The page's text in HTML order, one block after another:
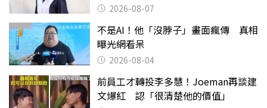
2026-08-07
不是AI！他「沒脖子」畫面瘋傳 真相
曝光網看呆
2026-08-04
前員工才轉投李多慧！Joeman再談建
文爆紅 認「很清楚他的價值」